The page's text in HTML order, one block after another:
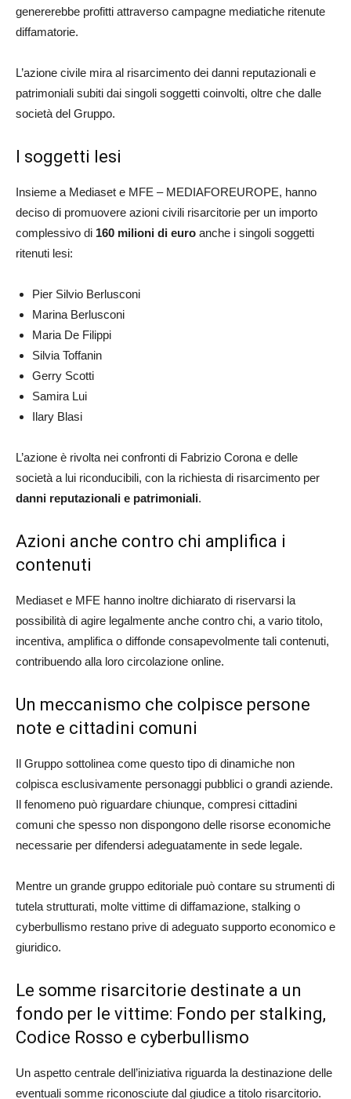
genererebbe profitti attraverso campagne mediatiche ritenute
diffamatorie.
L’azione civile mira al risarcimento dei danni reputazionali e
patrimoniali subiti dai singoli soggetti coinvolti, oltre che dalle
società del Gruppo.
I soggetti lesi
Insieme a Mediaset e MFE – MEDIAFOREUROPE, hanno
deciso di promuovere azioni civili risarcitorie per un importo
complessivo di 160 milioni di euro anche i singoli soggetti
ritenuti lesi:
Pier Silvio Berlusconi
Marina Berlusconi
Maria De Filippi
Silvia Toffanin
Gerry Scotti
Samira Lui
Ilary Blasi
L’azione è rivolta nei confronti di Fabrizio Corona e delle
società a lui riconducibili, con la richiesta di risarcimento per
danni reputazionali e patrimoniali.
Azioni anche contro chi amplifica i
contenuti
Mediaset e MFE hanno inoltre dichiarato di riservarsi la
possibilità di agire legalmente anche contro chi, a vario titolo,
incentiva, amplifica o diffonde consapevolmente tali contenuti,
contribuendo alla loro circolazione online.
Un meccanismo che colpisce persone
note e cittadini comuni
Il Gruppo sottolinea come questo tipo di dinamiche non
colpisca esclusivamente personaggi pubblici o grandi aziende.
Il fenomeno può riguardare chiunque, compresi cittadini
comuni che spesso non dispongono delle risorse economiche
necessarie per difendersi adeguatamente in sede legale.
Mentre un grande gruppo editoriale può contare su strumenti di
tutela strutturati, molte vittime di diffamazione, stalking o
cyberbullismo restano prive di adeguato supporto economico e
giuridico.
Le somme risarcitorie destinate a un
fondo per le vittime: Fondo per stalking,
Codice Rosso e cyberbullismo
Un aspetto centrale dell’iniziativa riguarda la destinazione delle
eventuali somme riconosciute dal giudice a titolo risarcitorio.